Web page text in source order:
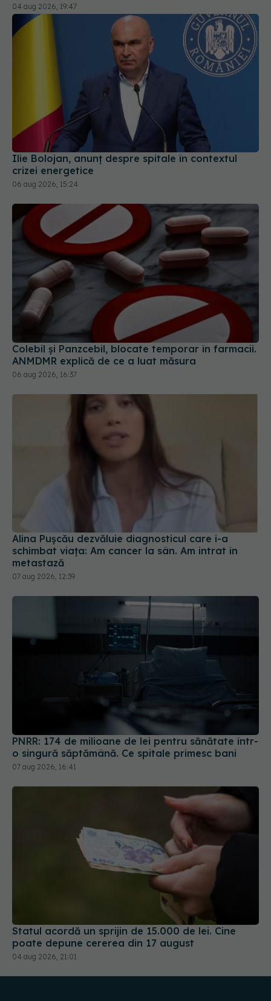
Ilie Bolojan, anunț despre spitale în contextul
crizei energetice
06 aug 2026, 15:24
Colebil și Panzcebil, blocate temporar în farmacii.
ANMDMR explică de ce a luat măsura
Alina Pușcău dezvăluie diagnosticul care i-a
schimbat viața: Am cancer la sân. Am intrat în
07 aug 2026, 12:39
PNRR: 174 de milioane de lei pentru sănătate într-
o singură săptămână. Ce spitale primesc bani
Statul acordă un sprijin de 15.000 de lei. Cine
poate depune cererea din 17 august